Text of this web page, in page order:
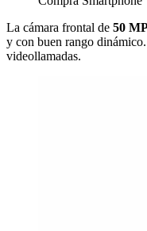
La cámara frontal de 50
y con buen rango
videollamadas.